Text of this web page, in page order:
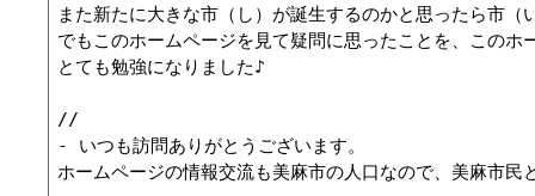
また新たに大きな市（し）が誕生するのかと思ったら市（
でもこのホームページを見て疑問に思ったことを、この
とても勉強になりました♪
//
- いつも訪問ありがとうございます。
ホームページの情報交流も美麻市の人口なので、美